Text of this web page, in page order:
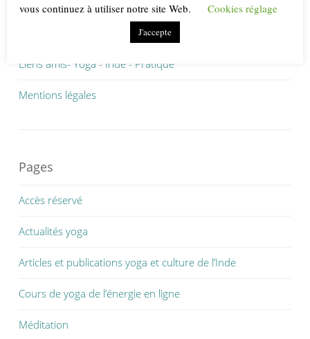
Témoignages Elèves en yoga de l'énergie
Liens amis- Yoga - Inde - Pratique
Mentions légales
Pages
Accès réservé
Actualités yoga
Articles et publications yoga et culture de l’Inde
Cours de yoga de l’énergie en ligne
Méditation
vous continuez à utiliser notre site Web.
Cookies réglage
J'accepte